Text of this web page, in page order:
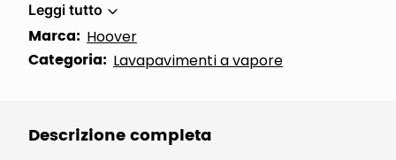
Leggi tutto
Marca: Hoover
Categoria: Lavapavimenti a vapore
Descrizione completa